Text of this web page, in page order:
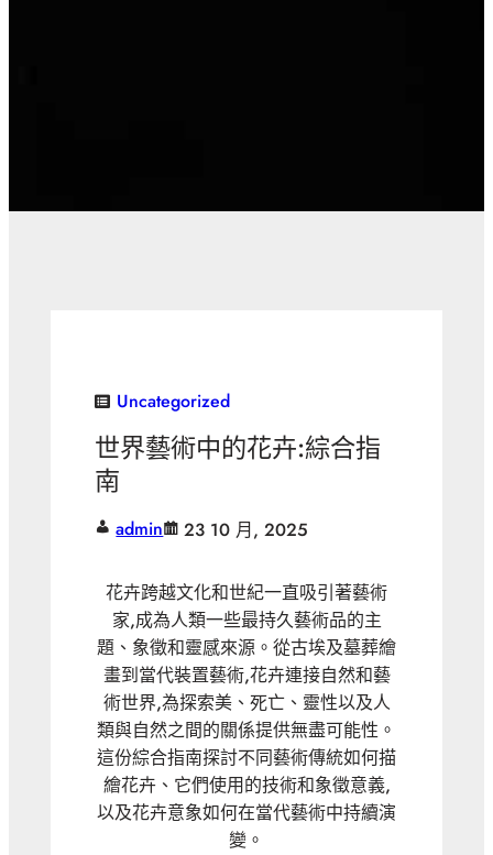
Uncategorized
世界藝術中的花卉:綜合指
南
admin 23 10 月, 2025
花卉跨越文化和世紀一直吸引著藝術
家,成為人類一些最持久藝術品的主
題、象徵和靈感來源。從古埃及墓葬繪
畫到當代裝置藝術,花卉連接自然和藝
術世界,為探索美、死亡、靈性以及人
類與自然之間的關係提供無盡可能性。
這份綜合指南探討不同藝術傳統如何描
繪花卉、它們使用的技術和象徵意義,
以及花卉意象如何在當代藝術中持續演
變。